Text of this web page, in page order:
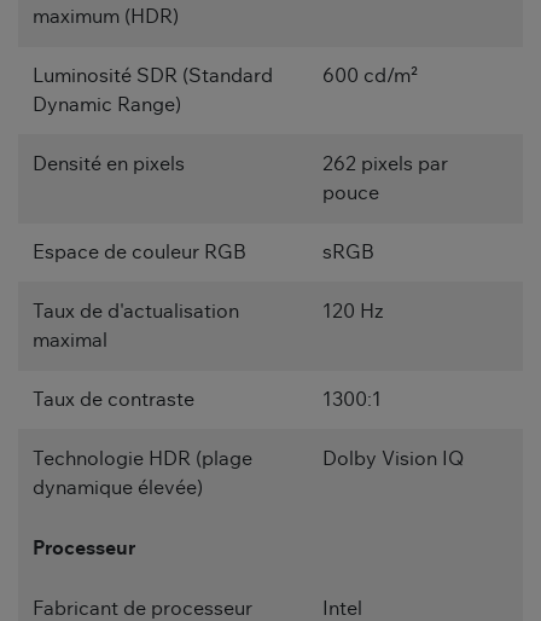
maximum (HDR)
Luminosité SDR (Standard
Dynamic Range)
600 cd/m²
Densité en pixels
262 pixels par
pouce
Espace de couleur RGB sRGB
Taux de d'actualisation
maximal
120 Hz
Taux de contraste 1300:1
Technologie HDR (plage
dynamique élevée)
Dolby Vision IQ
Processeur
Fabricant de processeur Intel